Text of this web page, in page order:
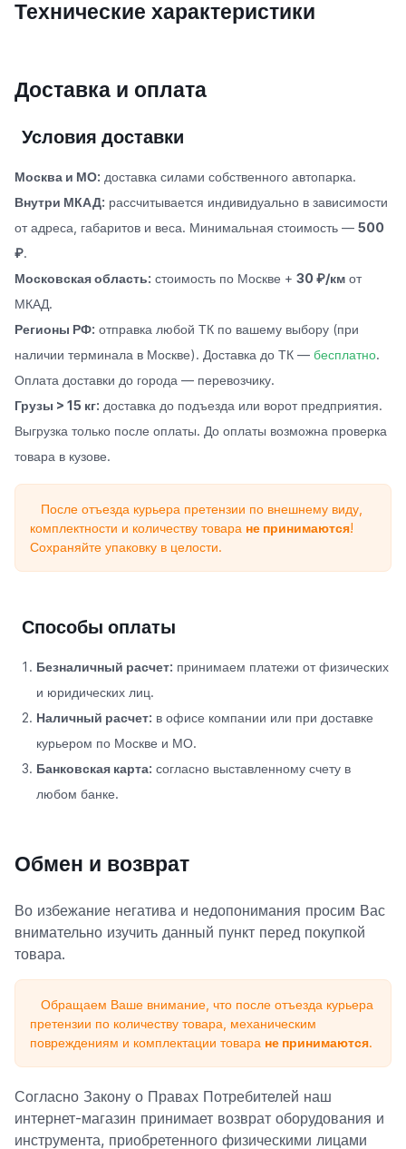
Технические характеристики
Доставка и оплата
Условия доставки
Москва и МО: доставка силами собственного автопарка.
Внутри МКАД: рассчитывается индивидуально в зависимости
от адреса, габаритов и веса. Минимальная стоимость — 500
₽.
Московская область: стоимость по Москве + 30 ₽/км от
МКАД.
Регионы РФ: отправка любой ТК по вашему выбору (при
наличии терминала в Москве). Доставка до ТК — бесплатно.
Оплата доставки до города — перевозчику.
Грузы > 15 кг: доставка до подъезда или ворот предприятия.
Выгрузка только после оплаты. До оплаты возможна проверка
товара в кузове.
После отъезда курьера претензии по внешнему виду,
комплектности и количеству товара не принимаются!
Сохраняйте упаковку в целости.
Способы оплаты
Безналичный расчет: принимаем платежи от физических
и юридических лиц.
Наличный расчет: в офисе компании или при доставке
курьером по Москве и МО.
Банковская карта: согласно выставленному счету в
любом банке.
Обмен и возврат
Во избежание негатива и недопонимания просим Вас
внимательно изучить данный пункт перед покупкой
товара.
Обращаем Ваше внимание, что после отъезда курьера
претензии по количеству товара, механическим
повреждениям и комплектации товара не принимаются.
Согласно Закону о Правах Потребителей наш
интернет-магазин принимает возврат оборудования и
инструмента, приобретенного физическими лицами